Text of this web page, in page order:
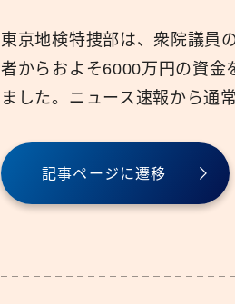
東京地検特捜部は、衆院議員
者からおよそ6000万円の資金
ました。ニュース速報から通
記事ページに遷移